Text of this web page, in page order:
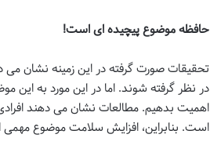
حافظه موضوع پیچیده ای است!
تحقیقات صورت گرفته در این زمینه نشان
در نظر گرفته شوند. اما در این مورد به این
اهمیت بدهیم. مطالعات نشان می دهند افرادی
است. بنابراین، افزایش سلامت موضوع